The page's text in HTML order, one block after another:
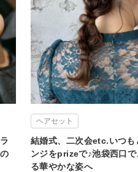
ヘアセット
結婚式、二次会etc.いつも
ンジをprizeで♪池袋西口
る華やかな姿へ